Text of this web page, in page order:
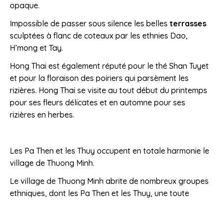
opaque.
Impossible de passer sous silence les belles terrasses
sculptées à flanc de coteaux par les ethnies Dao,
H’mong et Tay.
Hong Thai est également réputé pour le thé Shan Tuyet
et pour la floraison des poiriers qui parsèment les
rizières. Hong Thai se visite au tout début du printemps
pour ses fleurs délicates et en automne pour ses
rizières en herbes.
Les Pa Then et les Thuy occupent en totale harmonie le
village de Thuong Minh.
Le village de Thuong Minh abrite de nombreux groupes
ethniques, dont les Pa Then et les Thuy, une toute